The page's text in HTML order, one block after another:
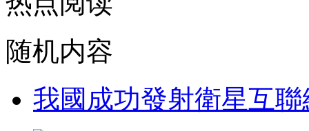
随机内容
我國成功發射衛星互